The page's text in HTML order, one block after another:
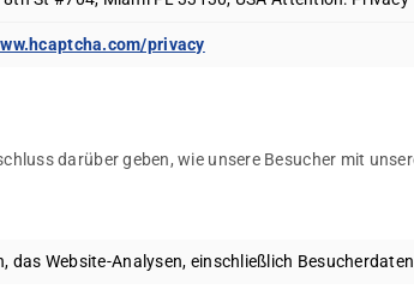
privacy
darüber geben, wie unsere Besucher mit
das Website-Analysen, einschließlich